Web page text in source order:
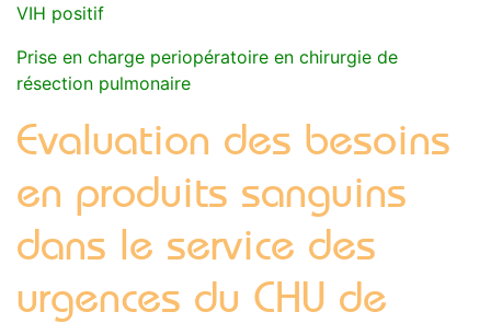
VIH positif
Prise en charge periopératoire en chirurgie de
résection pulmonaire
Evaluation des besoins
en produits sanguins
dans le service des
urgences du CHU de